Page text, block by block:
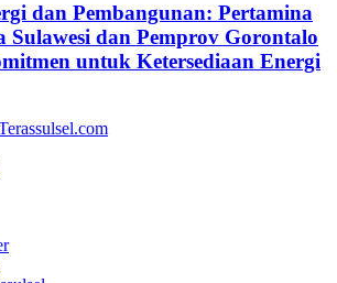
dan Pembangunan: Pertamina
Sulawesi dan Pemprov Gorontalo
untuk Ketersediaan Energi